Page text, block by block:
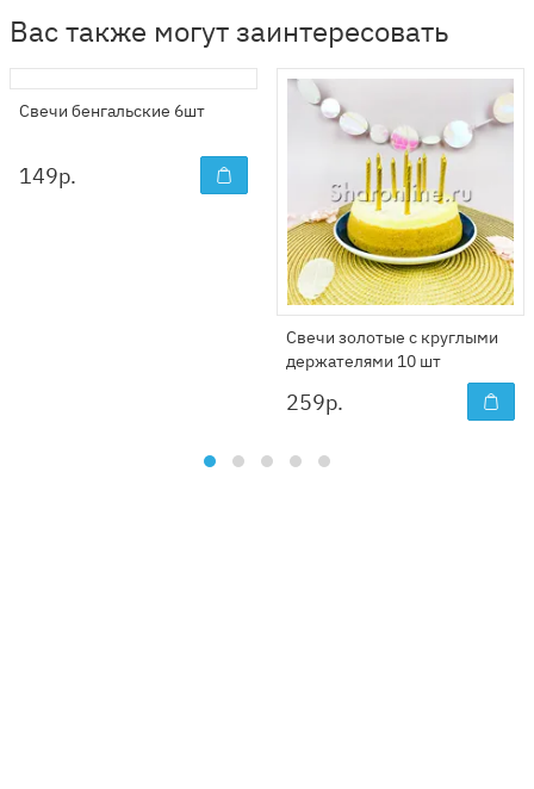
Вас также могут заинтересовать
Свечи бенгальские 6шт
149р.
Свечи золотые с круглыми
держателями 10 шт
259р.